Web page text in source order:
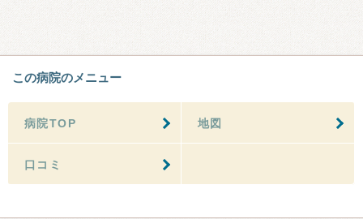
この病院のメニュー
病院TOP 地図
口コミ